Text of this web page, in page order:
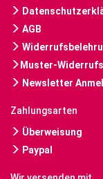
AGB
Muster-
Newsletter
Zahlungsarten
Überweisung
Paypal